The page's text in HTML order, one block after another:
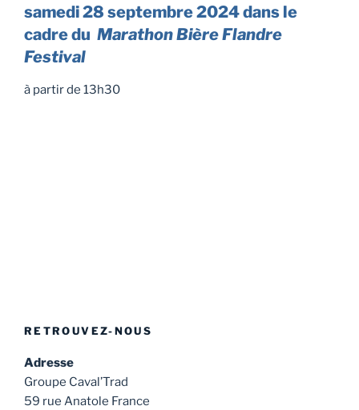
samedi 28 septembre 2024 dans le
cadre du Marathon Bière Flandre
Festival
à partir de 13h30
RETROUVEZ-NOUS
Adresse
Groupe Caval’Trad
59 rue Anatole France